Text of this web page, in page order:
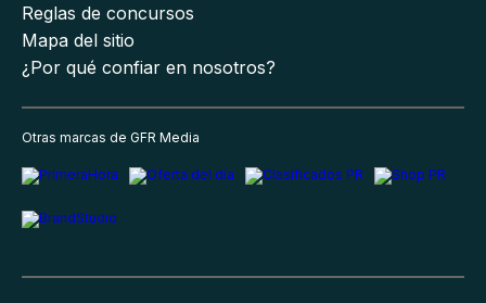
Reglas de concursos
Mapa del sitio
¿Por qué confiar en nosotros?
Otras marcas de GFR Media